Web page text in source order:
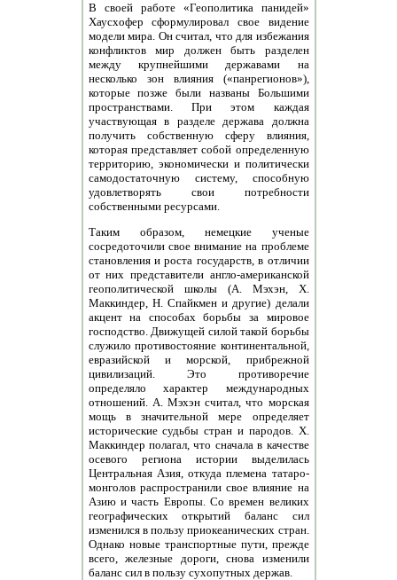
В своей работе «Геополитика панидей»
Хаусхофер сформулировал свое видение
модели мира. Он считал, что для избежания
конфликтов мир должен быть разделен
между крупнейшими державами на
несколько зон влияния («панрегионов»),
которые позже были названы Большими
пространствами. При этом каждая
участвующая в разделе держава должна
получить собственную сферу влияния,
которая представляет собой определенную
территорию, экономически и политически
самодостаточную систему, способную
удовлетворять свои потребности
собственными ресурсами.
Таким образом, немецкие ученые
сосредоточили свое внимание на проблеме
становления и роста государств, в отличии
от них представители англо-американской
геополитической школы (А. Мэхэн, Х.
Маккиндер, Н. Спайкмен и другие) делали
акцент на способах борьбы за мировое
господство. Движущей силой такой борьбы
служило противостояние континентальной,
евразийской и морской, прибрежной
цивилизаций. Это противоречие
определяло характер международных
отношений. А. Мэхэн считал, что морская
мощь в значительной мере определяет
исторические судьбы стран и пародов. Х.
Маккиндер полагал, что сначала в качестве
осевого региона истории выделилась
Центральная Азия, откуда племена татаро-
монголов распространили свое влияние на
Азию и часть Европы. Со времен великих
географических открытий баланс сил
изменился в пользу приокеанических стран.
Однако новые транспортные пути, прежде
всего, железные дороги, снова изменили
баланс сил в пользу сухопутных держав.